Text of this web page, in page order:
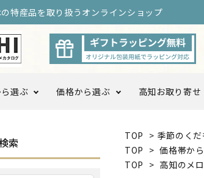
特産品を取り扱うオンラインショップ
選ぶ
のくだもの・果実 海・川
価格から選ぶ
4,000円〜
高知お取り寄
TOP > 季節のく
TOP > 価格帯か
TOP > 高知のメ
索